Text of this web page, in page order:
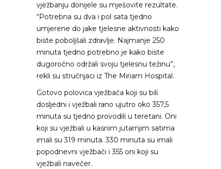
vježbanju donijele su mješovite rezultate.
“Potrebna su dva i pol sata tjedno
umjerene do jake tjelesne aktivnosti kako
biste poboljšali zdravlje. Najmanje 250
minuta tjedno potrebno je kako biste
dugoročno održali svoju tjelesnu težinu”,
rekli su stručnjaci iz The Miriam Hospital.
Gotovo polovica vježbača koji su bili
dosljedni i vježbali rano ujutro oko 357,5
minuta su tjedno provodili u teretani. Oni
koji su vježbali u kasnim jutarnjim satima
imali su 319 minuta. 330 minuta su imali
popodnevni vježbači i 355 oni koji su
vježbali navečer.